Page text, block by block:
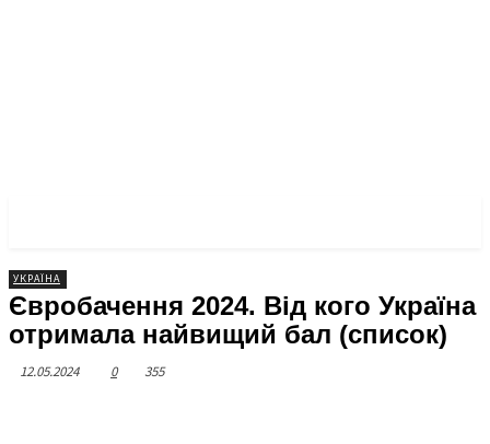
УКРАЇНА
Євробачення 2024. Від кого Україна
отримала найвищий бал (список)
12.05.2024 0 355